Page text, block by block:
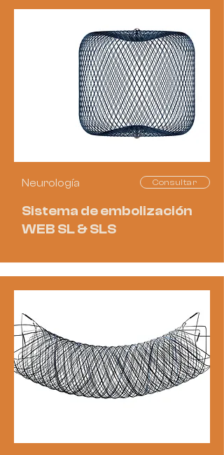
Neurología Consultar
Sistema de embolización
WEB SL & SLS